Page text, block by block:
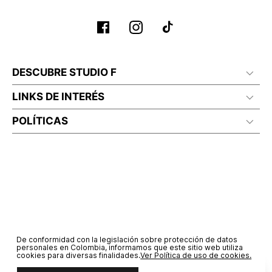
DESCUBRE STUDIO F
LINKS DE INTERÉS
POLÍTICAS
De conformidad con la legislación sobre protección de datos
personales en Colombia, informamos que este sitio web utiliza
cookies para diversas finalidades.Ver Política de uso de cookies.